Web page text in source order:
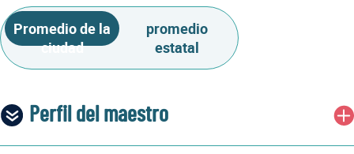
Promedio de la
ciudad
promedio
estatal
Perfil del maestro